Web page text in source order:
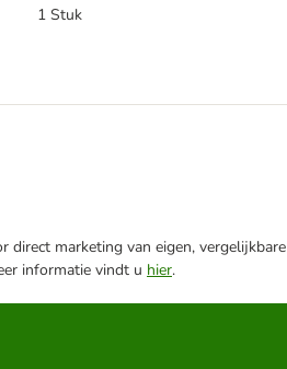
1 Stuk
marketing van eigen,
informatie vindt u hier.